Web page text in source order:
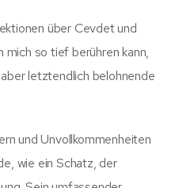
über Cevdet und
so tief berühren kann,
letztendlich belohnende
und Unvollkommenheiten
wie ein Schatz, der